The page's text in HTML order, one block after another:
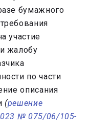
бумажного
участие
жалобу
по части
описания
(решение
№ 075/06/105-